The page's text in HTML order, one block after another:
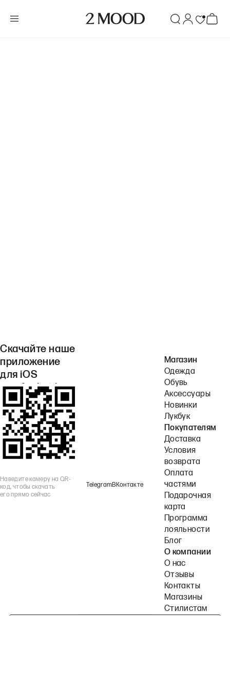
Скачайте наше
приложение
для iOS
или Android.
Наведите камеру на QR-
код, чтобы скачать
его прямо сейчас
TelegramВКонтакте
Магазин
Одежда
Обувь
Аксессуары
Новинки
Лукбук
Покупателям
Доставка
Условия
возврата
Оплата
частями
Подарочная
карта
Программа
лояльности
Блог
О компании
О нас
Отзывы
Контакты
Магазины
Стилистам